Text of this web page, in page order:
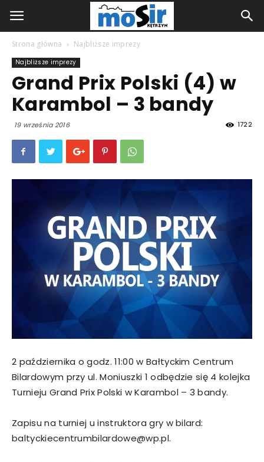
Strona główna Najbliższe imprezy
Najbliższe imprezy
Grand Prix Polski (4) w
Karambol – 3 bandy
19 września 2016 1722
2 października o godz. 11:00 w Bałtyckim Centrum
Bilardowym przy ul. Moniuszki 1 odbędzie się 4 kolejka
Turnieju Grand Prix Polski w Karambol – 3­ bandy.
Zapisu na turniej u instruktora gry w bilard:
baltyckiecentrumbilardowe@wp.pl.